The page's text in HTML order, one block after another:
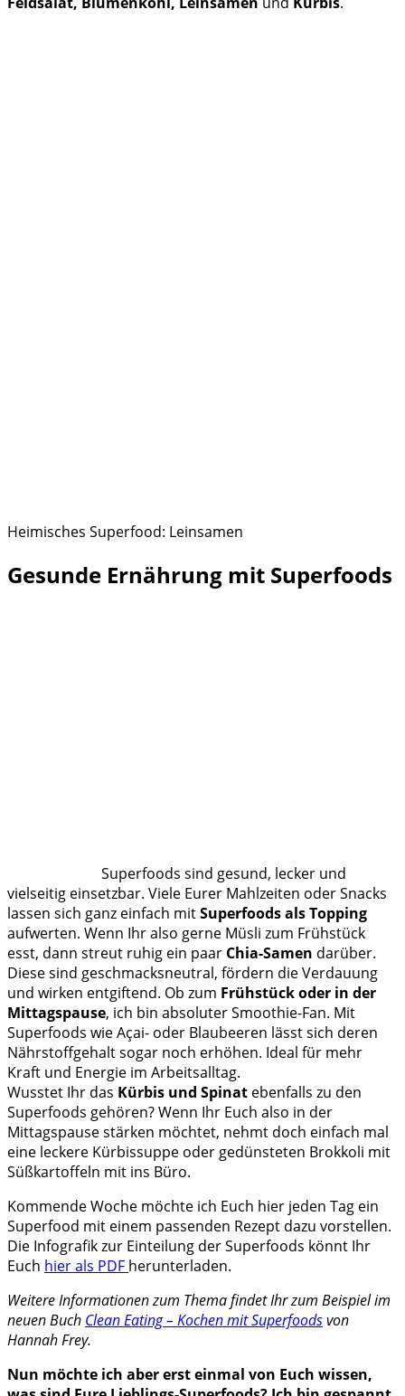
Heimisches Superfood: Leinsamen
Gesunde Ernährung mit Superfoods
Superfoods sind gesund, lecker und
vielseitig einsetzbar. Viele Eurer Mahlzeiten oder Snacks
lassen sich ganz einfach mitSuperfoods als Topping
aufwerten. Wenn Ihr also gerne Müsli zum Frühstück
esst, dann streut ruhig ein paar Chia-Samen darüber.
Diese sind geschmacksneutral, fördern die Verdauung
und wirken entgiftend. Ob zum Frühstück oder in der
Mittagspause, ich bin absoluter Smoothie-Fan. Mit
Superfoods wie Açai- oder Blaubeeren lässt sich deren
Nährstoffgehalt sogar noch erhöhen. Ideal für mehr
Kraft und Energie im Arbeitsalltag.
Wusstet Ihr das Kürbis und Spinat ebenfalls zu den
Superfoods gehören? Wenn Ihr Euch also in der
Mittagspause stärken möchtet, nehmt doch einfach mal
eine leckere Kürbissuppe oder gedünsteten Brokkoli mit
Süßkartoffeln mit ins Büro.
Kommende Woche möchte ich Euch hier jeden Tag ein
Superfood mit einem passenden Rezept dazu vorstellen.
Die Infografik zur Einteilung der Superfoods könnt Ihr
Euch hier als PDF herunterladen.
Weitere Informationen zum Thema findet Ihr zum Beispiel im
neuen Buch Clean Eating – Kochen mit Superfoodsvon
Hannah Frey.
Nun möchte ich aber erst einmal von Euch wissen,